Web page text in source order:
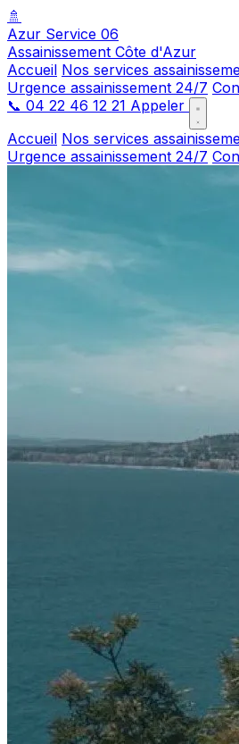
🚿
Azur Service 06
Assainissement Côte d'Azur
Accueil Nos services
Urgence assainissement 24/7
📞 04 22 46 12 21 Appeler
Accueil Nos services
Urgence assainissement 24/7